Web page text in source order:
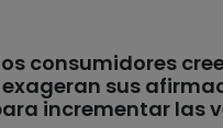
consumidores
sus
incrementar las